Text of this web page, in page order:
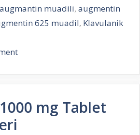
augmantin muadili,augmentin
625 muadil, Klavulanik
mg Tablet